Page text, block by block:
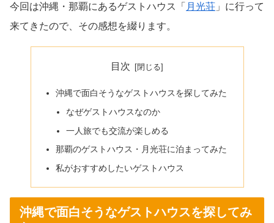
今回は沖縄・那覇にあるゲストハウス「 月光荘 」に行って
来てきたので、その感想を綴ります。
目次
沖縄で面白そうなゲストハウスを探してみた
なぜゲストハウスなのか
一人旅でも交流が楽しめる
那覇のゲストハウス・月光荘に泊まってみた
私がおすすめしたいゲストハウス
沖縄で面白そうなゲストハウスを探してみ